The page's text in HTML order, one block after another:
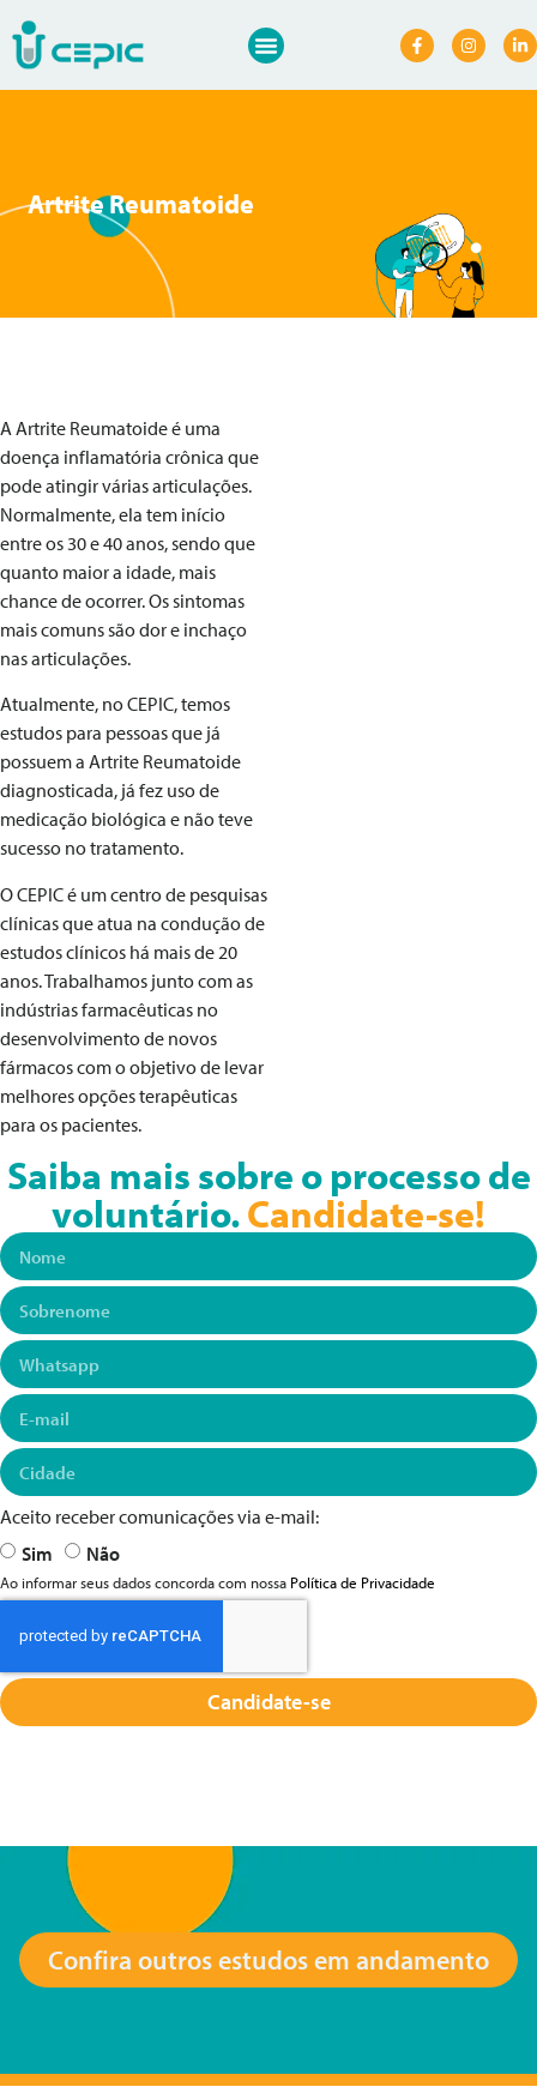
Artrite Reumatoide
A Artrite Reumatoide é uma
doença inflamatória crônica que
pode atingir várias articulações.
Normalmente, ela tem início
entre os 30 e 40 anos, sendo que
quanto maior a idade, mais
chance de ocorrer. Os sintomas
mais comuns são dor e inchaço
nas articulações.
Atualmente, no CEPIC, temos
estudos para pessoas que já
possuem a Artrite Reumatoide
diagnosticada, já fez uso de
medicação biológica e não teve
sucesso no tratamento.
O CEPIC é um centro de pesquisas
clínicas que atua na condução de
estudos clínicos há mais de 20
anos. Trabalhamos junto com as
indústrias farmacêuticas no
desenvolvimento de novos
fármacos com o objetivo de levar
melhores opções terapêuticas
para os pacientes.
Saiba mais sobre o processo de
voluntário.Candidate-se!
Aceito receber comunicações via e-mail:
Sim
Não
Ao informar seus dados concorda com nossa Política de Privacidade
Candidate-se
Confira outros estudos em andamento